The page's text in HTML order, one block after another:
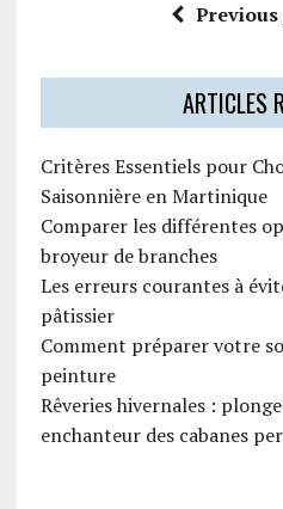
ARTICLES
Critères Essentiels pour
Saisonnière en Martinique
Comparer les différentes
broyeur de branches
Les erreurs courantes à
pâtissier
Comment préparer votre
peinture
Rêveries hivernales :
enchanteur des cabanes